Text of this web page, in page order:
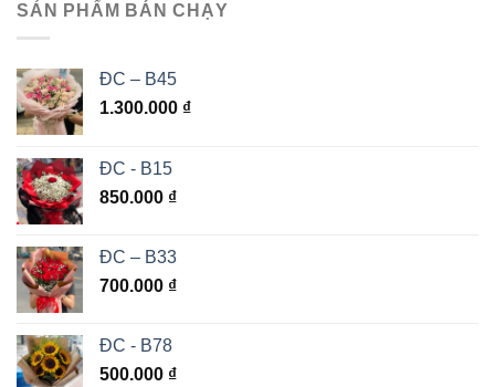
SẢN PHẨM BÁN CHẠY
ĐC – B45
1.300.000 ₫
ĐC - B15
850.000 ₫
ĐC – B33
700.000 ₫
ĐC - B78
500.000 ₫